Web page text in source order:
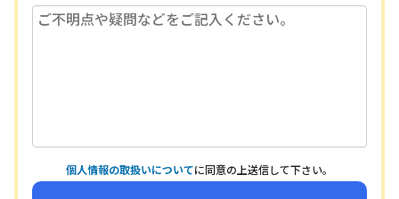
個人情報の取扱いについてに同意の上送信して下さい。